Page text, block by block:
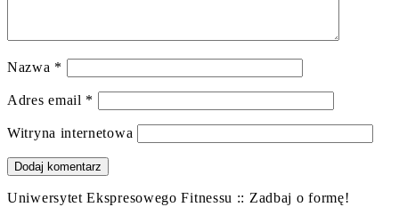
Nazwa *
Adres email *
Witryna internetowa
Uniwersytet Ekspresowego Fitnessu :: Zadbaj o formę!